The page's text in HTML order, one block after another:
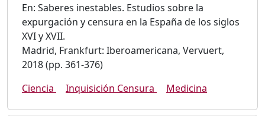
En: Saberes inestables. Estudios sobre la
expurgación y censura en la España de los siglos
XVI y XVII.
Madrid, Frankfurt: Iberoamericana, Vervuert,
2018 (pp. 361-376)
Ciencia
Inquisición Censura Medicina